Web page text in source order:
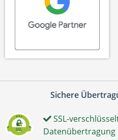
Sichere
SSL-
Datenübertragung